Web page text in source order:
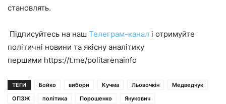
становлять.
Підписуйтесь на наш Телеграм-канал і отримуйте
політичні новини та якісну аналітику
першими https://t.me/politarenainfo
ТЕГИ Бойко вибори Кучма Льовочкін
Медведчук
ОПЗЖ
політика Порошенко Янукович